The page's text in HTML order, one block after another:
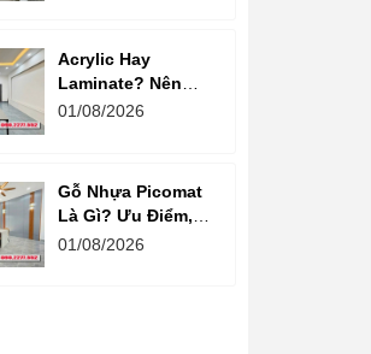
Acrylic Hay
Laminate? Nên
Chọn Loại Nào
01/08/2026
Gỗ Nhựa Picomat
Là Gì? Ưu Điểm,
Nhược Điểm Và
01/08/2026